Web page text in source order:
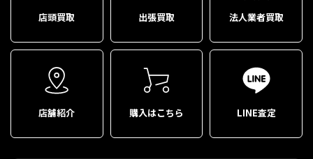
店頭買取 出張買取 法人業者買取
店舗紹介 購入はこちら LINE査定